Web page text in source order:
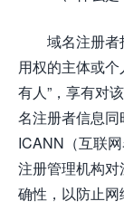
域名注册
用权的主体或
有人”，享有对
名注册者信息同
ICANN（互联
注册管理机构
确性，以防止网